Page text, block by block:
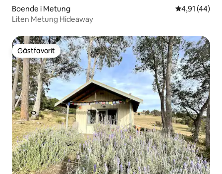
Boende i Metung 4,91 av 5 i
4,91 (44)
Liten Metung Hideaway
Gästfavorit
Gästfavorit